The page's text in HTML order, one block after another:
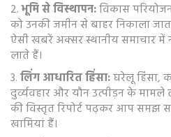
2.भूमि से विस्थापन:विकास
को उनकी जमीन से बाहर निकाला
ऐसी खबरें अक्सर स्थानीय समाचार में
लाते हैं।
3.लिंग आधारित हिंसा:घरेलू हिंसा,
दुर्व्यवहार और यौन उत्पीड़न के
की विस्तृत रिपोर्ट पढ़कर आप समझ
खामियां हैं।